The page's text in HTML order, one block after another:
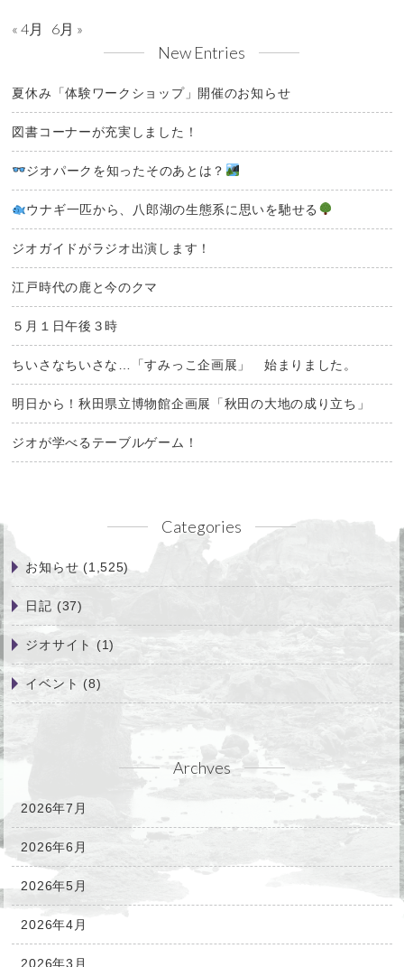
« 4月 6月 »
New Entries
夏休み「体験ワークショップ」開催のお知らせ
図書コーナーが充実しました！
ジオパークを知ったそのあとは？
ウナギ一匹から、八郎湖の生態系に思いを馳せる
ジオガイドがラジオ出演します！
江戸時代の鹿と今のクマ
５月１日午後３時
ちいさなちいさな…「すみっこ企画展」 始まりました。
明日から！秋田県立博物館企画展「秋田の大地の成り立ち」
ジオが学べるテーブルゲーム！
Categories
お知らせ (1,525)
日記 (37)
ジオサイト (1)
イベント (8)
Archves
2026年7月
2026年6月
2026年5月
2026年4月
2026年3月